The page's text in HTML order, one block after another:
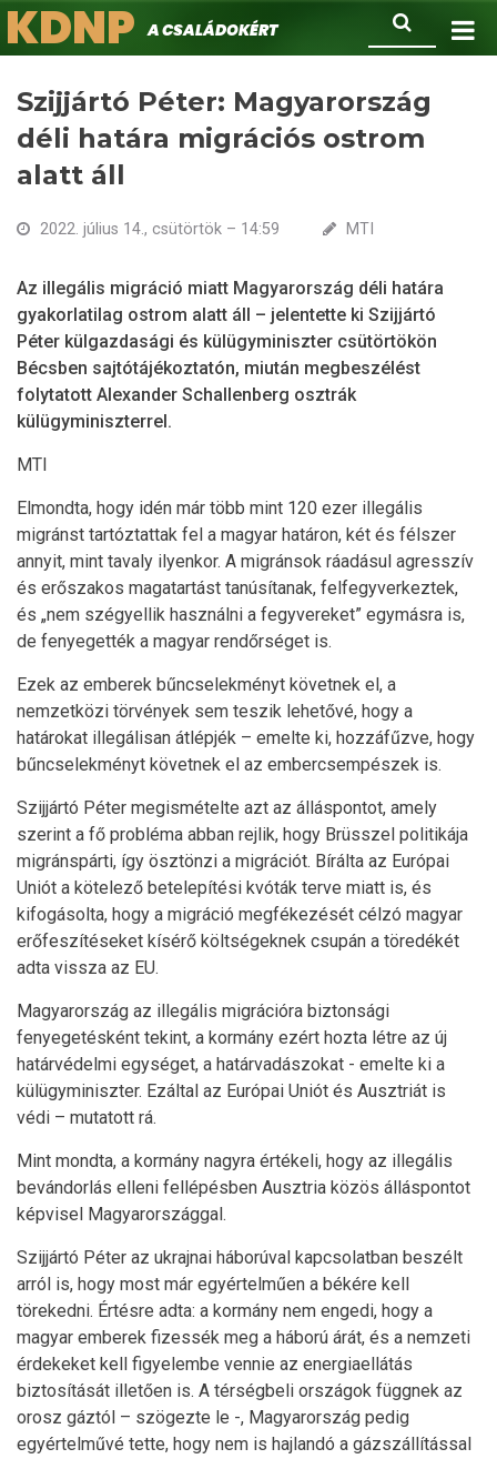
Ugrás
a
Keresés
KDNPA családokért.
Szijjártó Péter: Magyarország
déli határa migrációs ostrom
alatt áll
2022. július 14., csütörtök – 14:59 MTI
Az illegális migráció miatt Magyarország déli határa
gyakorlatilag ostrom alatt áll – jelentette ki Szijjártó
Péter külgazdasági és külügyminiszter csütörtökön
Bécsben sajtótájékoztatón, miután megbeszélést
folytatott Alexander Schallenberg osztrák
külügyminiszterrel.
MTI
Elmondta, hogy idén már több mint 120 ezer illegális
migránst tartóztattak fel a magyar határon, két és félszer
annyit, mint tavaly ilyenkor. A migránsok ráadásul agresszív
és erőszakos magatartást tanúsítanak, felfegyverkeztek,
és „nem szégyellik használni a fegyvereket” egymásra is,
de fenyegették a magyar rendőrséget is.
Ezek az emberek bűncselekményt követnek el, a
nemzetközi törvények sem teszik lehetővé, hogy a
határokat illegálisan átlépjék – emelte ki, hozzáfűzve, hogy
bűncselekményt követnek el az embercsempészek is.
Szijjártó Péter megismételte azt az álláspontot, amely
szerint a fő probléma abban rejlik, hogy Brüsszel politikája
migránspárti, így ösztönzi a migrációt. Bírálta az Európai
Uniót a kötelező betelepítési kvóták terve miatt is, és
kifogásolta, hogy a migráció megfékezését célzó magyar
erőfeszítéseket kísérő költségeknek csupán a töredékét
adta vissza az EU.
Magyarország az illegális migrációra biztonsági
fenyegetésként tekint, a kormány ezért hozta létre az új
határvédelmi egységet, a határvadászokat - emelte ki a
külügyminiszter. Ezáltal az Európai Uniót és Ausztriát is
védi – mutatott rá.
Mint mondta, a kormány nagyra értékeli, hogy az illegális
bevándorlás elleni fellépésben Ausztria közös álláspontot
képvisel Magyarországgal.
Szijjártó Péter az ukrajnai háborúval kapcsolatban beszélt
arról is, hogy most már egyértelműen a békére kell
törekedni. Értésre adta: a kormány nem engedi, hogy a
magyar emberek fizessék meg a háború árát, és a nemzeti
érdekeket kell figyelembe vennie az energiaellátás
biztosítását illetően is. A térségbeli országok függnek az
orosz gáztól – szögezte le -, Magyarország pedig
egyértelművé tette, hogy nem is hajlandó a gázszállítással